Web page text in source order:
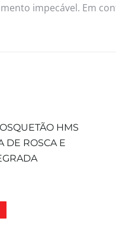
impecável. Em
HMS
DE ROSCA E